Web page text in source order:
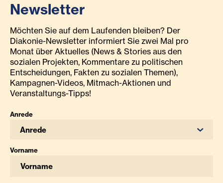
Newsletter
Möchten Sie auf dem Laufenden bleiben? Der
Diakonie-Newsletter informiert Sie zwei Mal pro
Monat über Aktuelles (News & Stories aus den
sozialen Projekten, Kommentare zu politischen
Entscheidungen, Fakten zu sozialen Themen),
Kampagnen-Videos, Mitmach-Aktionen und
Veranstaltungs-Tipps!
Anrede
Anrede
Vorname